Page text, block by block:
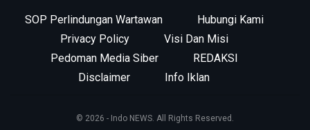
SOP Perlindungan Wartawan
Hubungi Kami
Privacy Policy
Visi Dan Misi
Pedoman Media Siber
REDAKSI
Disclaimer
Info Iklan
© 2026 - Indo NEWS. All Rights Reserved.